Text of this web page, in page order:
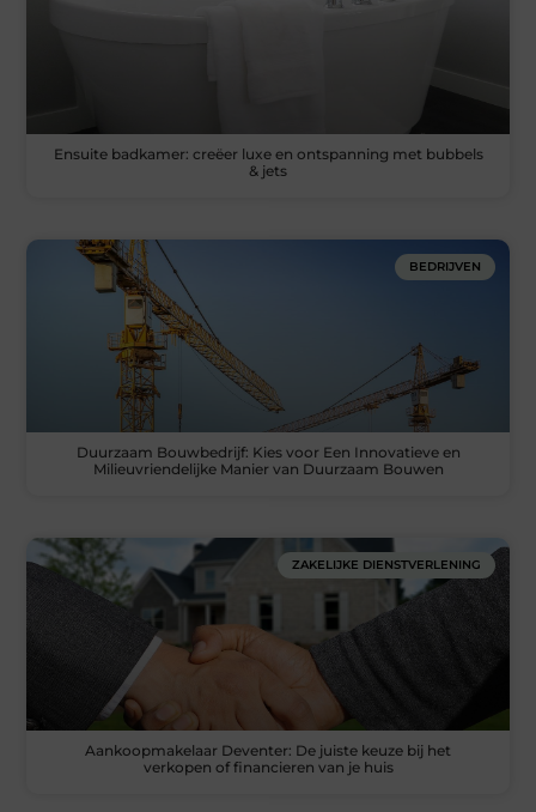
Ensuite badkamer: creëer luxe en ontspanning met bubbels
& jets
BEDRIJVEN
Duurzaam Bouwbedrijf: Kies voor Een Innovatieve en
Milieuvriendelijke Manier van Duurzaam Bouwen
ZAKELIJKE DIENSTVERLENING
Aankoopmakelaar Deventer: De juiste keuze bij het
verkopen of financieren van je huis